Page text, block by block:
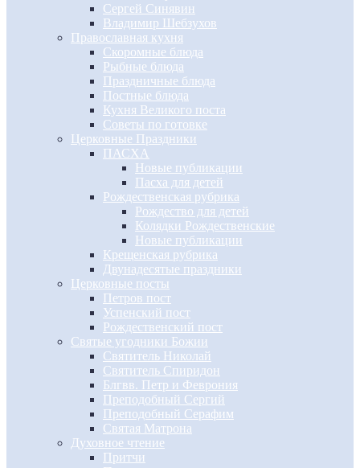
Сергей Синявин
Владимир Шебзухов
Православная кухня
Скоромные блюда
Рыбные блюда
Праздничные блюда
Постные блюда
Кухня Великого поста
Советы по готовке
Церковные Праздники
ПАСХА
Новые публикации
Пасха для детей
Рождественская рубрика
Рождество для детей
Колядки Рождественские
Новые публикации
Крещенская рубрика
Двунадесятые праздники
Церковные посты
Петров пост
Успенский пост
Рождественский пост
Святые угодники Божии
Святитель Николай
Святитель Спиридон
Блгвв. Петр и Феврония
Преподобный Сергий
Преподобный Серафим
Святая Матрона
Духовное чтение
Притчи